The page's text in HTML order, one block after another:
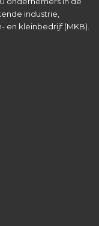
industrie,
en kleinbedrijf (MKB).